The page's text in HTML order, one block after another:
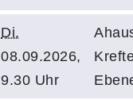
Di.
08.09.2026,
9.30 Uhr